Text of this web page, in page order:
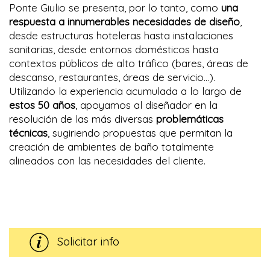
Ponte Giulio se presenta, por lo tanto, como una
respuesta a innumerables necesidades de diseño
desde estructuras hoteleras hasta instalaciones
sanitarias, desde entornos domésticos hasta
contextos públicos de alto tráfico (bares, áreas de
descanso, restaurantes, áreas de servicio...).
Utilizando la experiencia acumulada a lo largo de
estos 50 años , apoyamos al diseñador en la
resolución de las más diversas problemáticas
técnicas , sugiriendo propuestas que permitan la
creación de ambientes de baño totalmente
alineados con las necesidades del cliente.
Solicitar info